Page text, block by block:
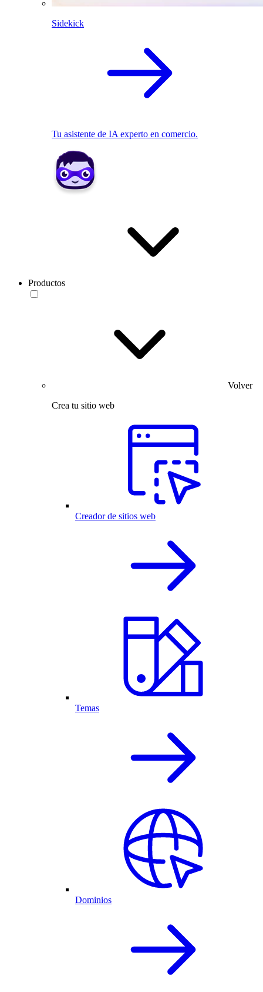
Sidekick
Tu asistente de IA experto en comercio.
Productos
Volver
Crea tu sitio web
Creador de sitios web
Temas
Dominios